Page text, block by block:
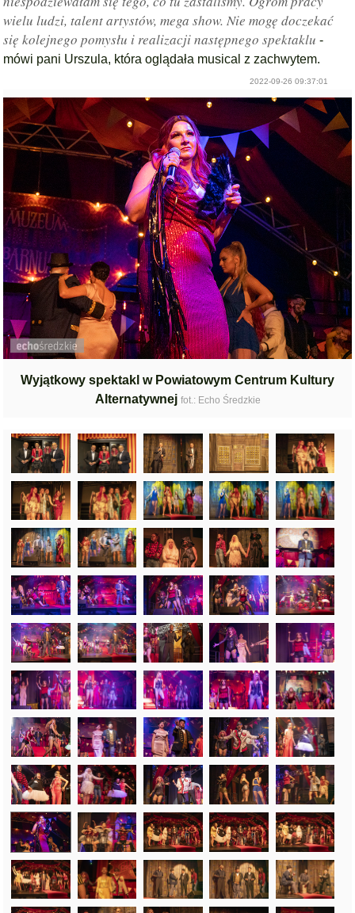
wielu ludzi, talent artystów, mega show. Nie mogę doczekać
się kolejnego pomysłu i realizacji następnego spektaklu -
mówi pani Urszula, która oglądała musical z zachwytem.
2022-09-26 09:37:01
Wyjątkowy spektakl w Powiatowym Centrum Kultury
Alternatywnej fot.: Echo Średzkie